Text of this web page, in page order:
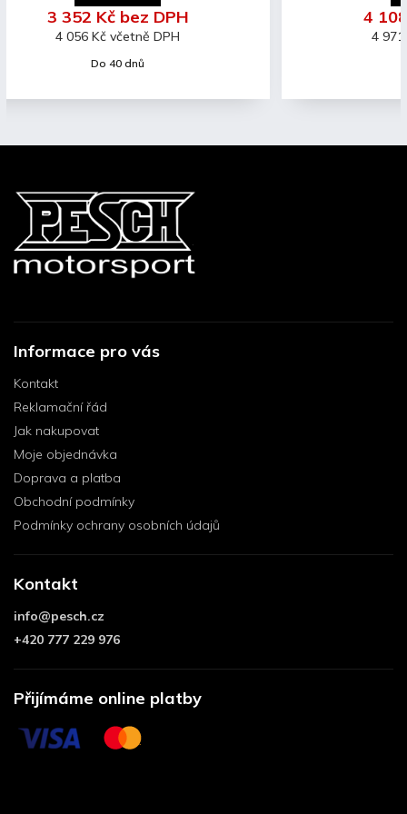
4 971 Kč včetně DPH
4 108 Kč bez DPH
Informace pro vás
Kontakt
Reklamační řád
Jak nakupovat
Moje objednávka
Doprava a platba
Obchodní podmínky
Podmínky ochrany osobních údajů
Kontakt
info@pesch.cz
+420 777 229 976
Přijímáme online platby